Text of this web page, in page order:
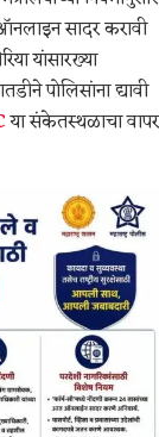
सादर करावी
यांसारख्या
पोलिसांना द्यावी
या संकेतस्थळाचा वापर